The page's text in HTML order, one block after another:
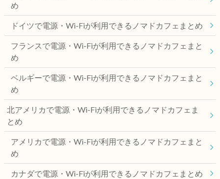
め
ドイツで電源・Wi-Fiが利用できるノマドカフェまとめ
フランスで電源・Wi-Fiが利用できるノマドカフェまと
め
ベルギーで電源・Wi-Fiが利用できるノマドカフェまと
め
北アメリカで電源・Wi-Fiが利用できるノマドカフェま
とめ
アメリカで電源・Wi-Fiが利用できるノマドカフェまと
め
カナダで電源・Wi-Fiが利用できるノマドカフェまとめ